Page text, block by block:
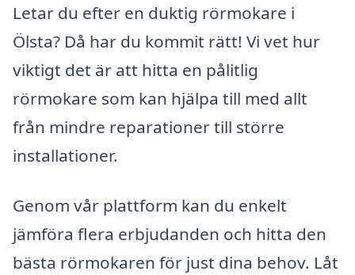
Letar du efter en duktig rörmokare i
Ölsta? Då har du kommit rätt! Vi vet hur
viktigt det är att hitta en pålitlig
rörmokare som kan hjälpa till med allt
från mindre reparationer till större
installationer.
Genom vår plattform kan du enkelt
jämföra flera erbjudanden och hitta den
bästa rörmokaren för just dina behov. Låt